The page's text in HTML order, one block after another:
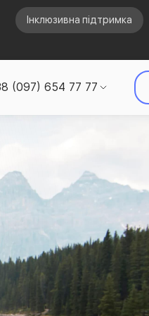
Інклюзивна підтримка
(097) 654 77 77